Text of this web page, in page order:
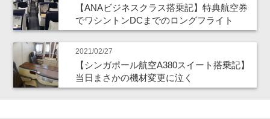
【ANAビジネスクラス搭乗記】特典航空券
でワシントンDCまでのロングフライト
2021/02/27
【シンガポール航空A380スイート搭乗記】
当日まさかの機材変更に泣く